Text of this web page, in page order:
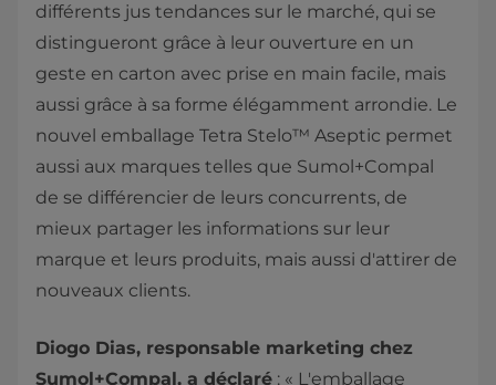
différents jus tendances sur le marché, qui se
distingueront grâce à leur ouverture en un
geste en carton avec prise en main facile, mais
aussi grâce à sa forme élégamment arrondie. Le
nouvel emballage Tetra Stelo™ Aseptic permet
aussi aux marques telles que Sumol+Compal
de se différencier de leurs concurrents, de
mieux partager les informations sur leur
marque et leurs produits, mais aussi d'attirer de
nouveaux clients.
Diogo Dias, responsable marketing chez
Sumol+Compal, a déclaré : « L'emballage